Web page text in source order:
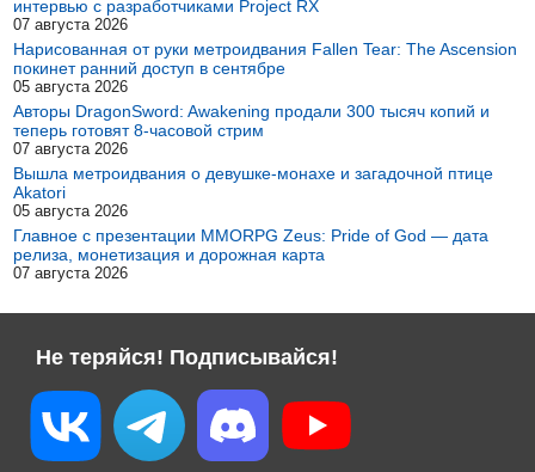
интервью с разработчиками Project RX
07 августа 2026
Нарисованная от руки метроидвания Fallen Tear: The Ascension
покинет ранний доступ в сентябре
05 августа 2026
Авторы DragonSword: Awakening продали 300 тысяч копий и
теперь готовят 8-часовой стрим
07 августа 2026
Вышла метроидвания о девушке-монахе и загадочной птице
Akatori
05 августа 2026
Главное с презентации MMORPG Zeus: Pride of God — дата
релиза, монетизация и дорожная карта
07 августа 2026
Не теряйся! Подписывайся!